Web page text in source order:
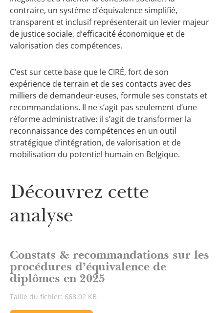
contraire, un système d’équivalence simplifié,
transparent et inclusif représenterait un levier majeur
de justice sociale, d’efficacité économique et de
valorisation des compétences.
C’est sur cette base que le CIRÉ, fort de son
expérience de terrain et de ses contacts avec des
milliers de demandeur·euses, formule ses constats et
recommandations. Il ne s’agit pas seulement d’une
réforme administrative: il s’agit de transformer la
reconnaissance des compétences en un outil
stratégique d’intégration, de valorisation et de
mobilisation du potentiel humain en Belgique.
Découvrez cette
analyse
Constats & recommandations sur les
procédures d’équivalence de
diplômes en 2025
Taille du fichier: 668.02 KB